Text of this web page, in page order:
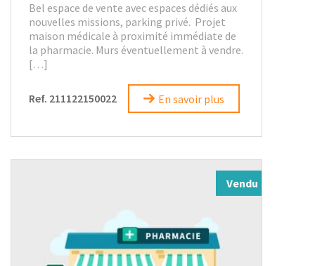
Bel espace de vente avec espaces dédiés aux
nouvelles missions, parking privé. Projet
maison médicale à proximité immédiate de
la pharmacie. Murs éventuellement à vendre.
[…]
Ref. 211122150022 En savoir plus
Vendu